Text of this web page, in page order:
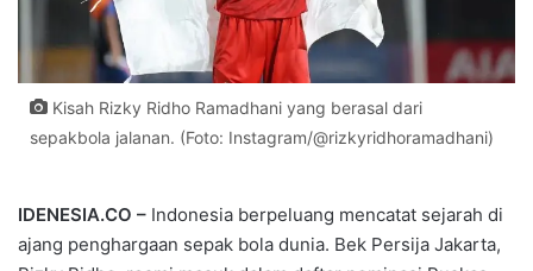
Kisah Rizky Ridho Ramadhani yang berasal dari
sepakbola jalanan. (Foto: Instagram/@rizkyridhoramadhani)
IDENESIA.CO – Indonesia berpeluang mencatat sejarah di
ajang penghargaan sepak bola dunia. Bek Persija Jakarta,